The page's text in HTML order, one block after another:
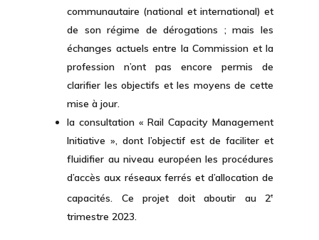
communautaire (national et international) et
de son régime de dérogations ; mais les
échanges actuels entre la Commission et la
profession n’ont pas encore permis de
clarifier les objectifs et les moyens de cette
mise à jour.
la consultation « Rail Capacity Management
Initiative », dont l’objectif est de faciliter et
fluidifier au niveau européen les procédures
d’accès aux réseaux ferrés et d’allocation de
capacités. Ce projet doit aboutir au 2e
trimestre 2023.